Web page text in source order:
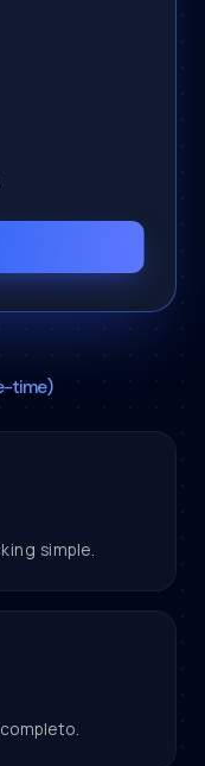
time)
simple.